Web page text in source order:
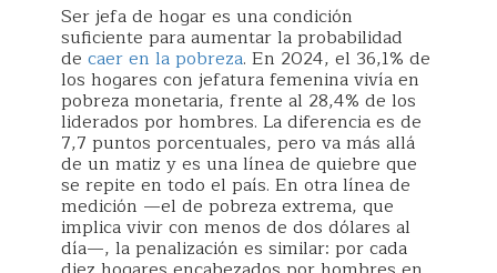
Ser jefa de hogar es una condición
suficiente para aumentar la probabilidad
de caer en la pobreza. En 2024, el 36,1% de
los hogares con jefatura femenina vivía en
pobreza monetaria, frente al 28,4% de los
liderados por hombres. La diferencia es de
7,7 puntos porcentuales, pero va más allá
de un matiz y es una línea de quiebre que
se repite en todo el país. En otra línea de
medición —el de pobreza extrema, que
implica vivir con menos de dos dólares al
día—, la penalización es similar: por cada